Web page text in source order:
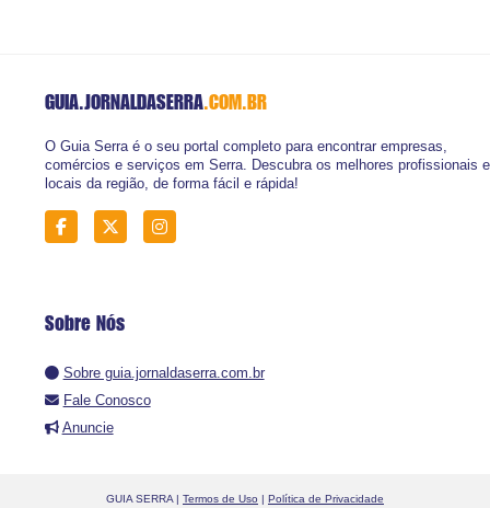
GUIA.JORNALDASERRA.COM.BR
O Guia Serra é o seu portal completo para encontrar empresas,
comércios e serviços em Serra. Descubra os melhores profissionais e
locais da região, de forma fácil e rápida!
Sobre Nós
Sobre guia.jornaldaserra.com.br
Fale Conosco
Anuncie
GUIA SERRA | Termos de Uso | Política de Privacidade